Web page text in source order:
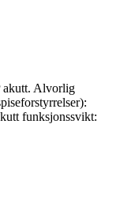
akutt. Alvorlig
funksjonssvikt: